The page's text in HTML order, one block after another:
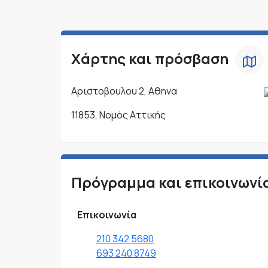
Χάρτης και πρόσβαση
Αριστοβουλου 2, Αθηνα
11853, Νομός Αττικής
Πρόγραμμα και
Επικοινωνία
210 342 5680
693 240 8749